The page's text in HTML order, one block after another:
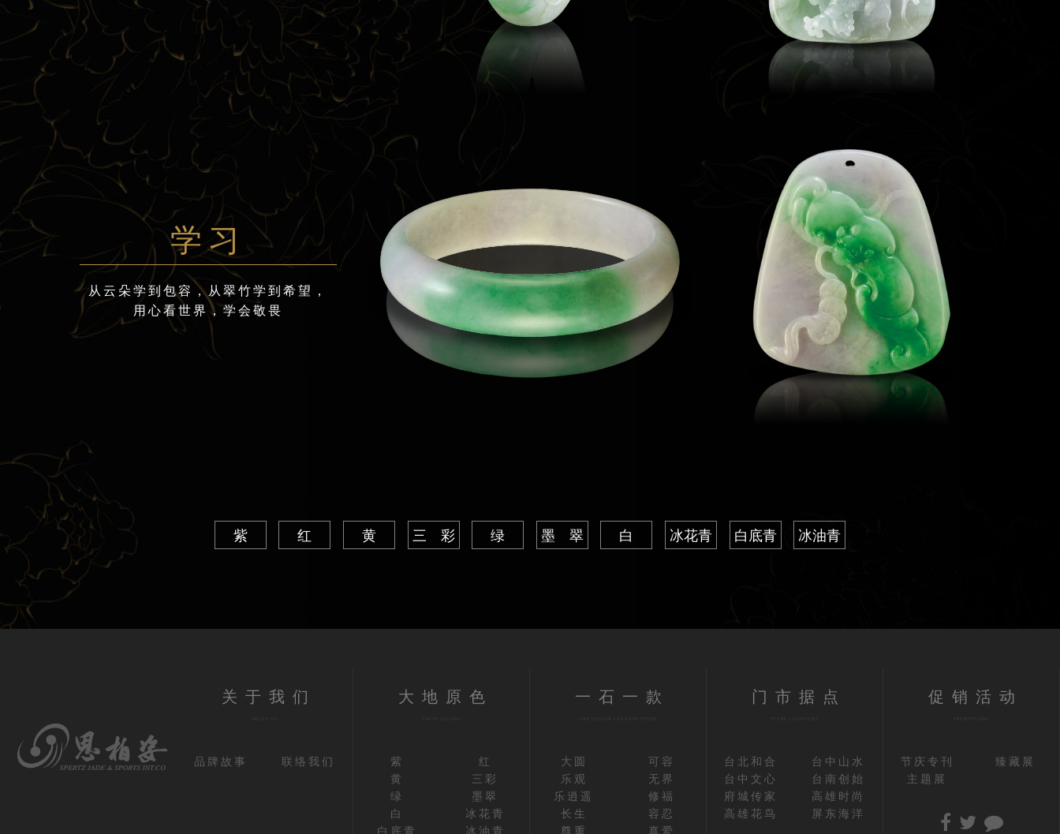
学习
从云朵学到包容，从翠竹学到希望，
用心看世界，学会敬畏
紫 红 黄 三 彩 绿 墨 翠 白 冰花青 白底青 冰油青
关于我们
品牌故事 联络我们
大地原色
紫
红
黄
三彩
绿
墨翠
白
冰花青
白底青
冰油青
一石一款
大圆
可容
乐观
无界
乐逍遥
修福
长生
容忍
尊重
真爱
门市据点
台北和合
台中山水
台中文心
台南创始
府城传家
高雄时尚
高雄花鸟
屏东海洋
促销活动
节庆专刊
臻藏展
主题展